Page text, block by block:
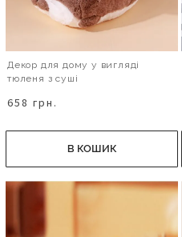
Декор для дому у вигляді
тюленя з суші
658 грн.
В КОШИК